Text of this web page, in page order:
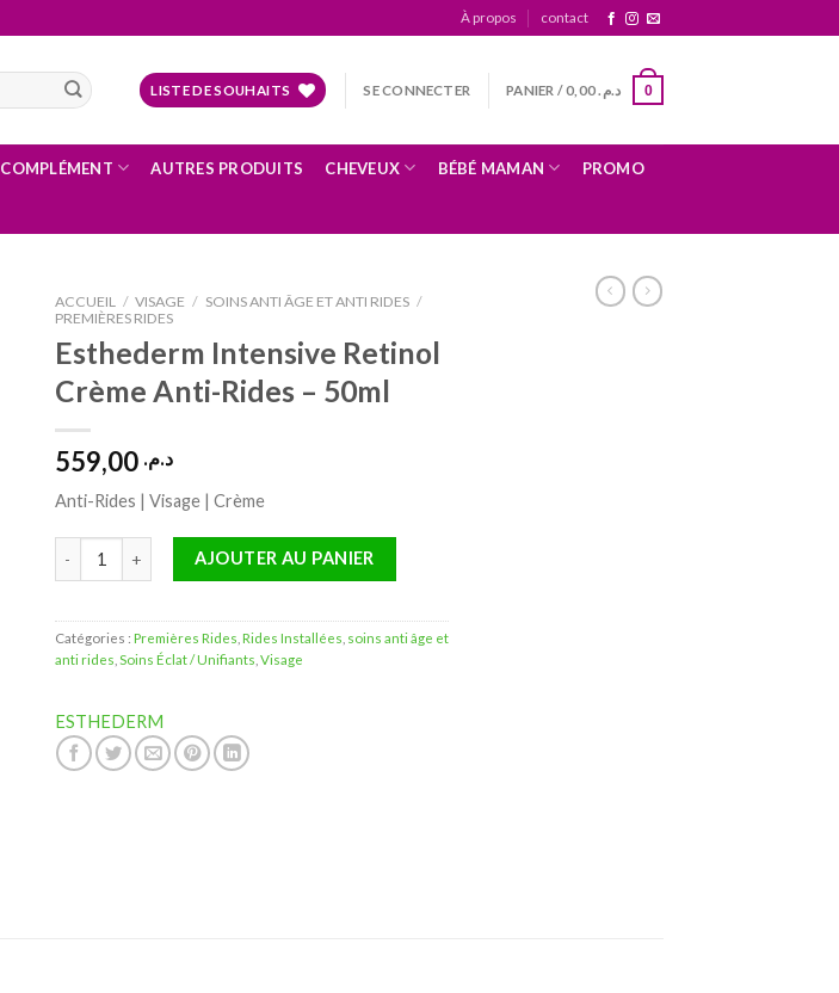
À propos contact
LISTE DE SOUHAITS SE CONNECTER PANIER / د.م. 0
COMPLÉMENT AUTRES PRODUITS CHEVEUX BÉBÉ MAMAN PROMO
ACCUEIL / VISAGE / SOINS ANTI ÂGE ET ANTI RIDES /
PREMIÈRES RIDES
Esthederm Intensive Retinol
Crème Anti-Rides – 50ml
د.م.
Anti-Rides | Visage | Crème
quantité de Esthederm Intensive Retinol Crème Anti-Rides – 50ml
AJOUTER AU PANIER
Catégories : Premières Rides Rides Installées soins anti âge et
anti rides Soins Éclat / Unifiants Visage
ESTHEDERM